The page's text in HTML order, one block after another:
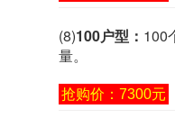
(8)100户型： 100
量。
抢购价：7300元